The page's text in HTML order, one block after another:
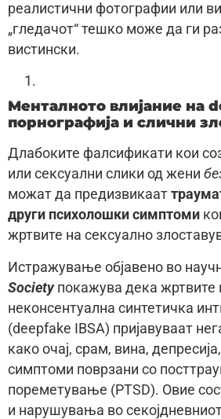
реалистични фотографии или
„гледачот“ тешко може да ги
вистински.
Менталното влијание на
порнографија и слични
Длабоките фалсификати кои
или сексуални слики од жени
можат да предизвикаат
други психолошки симптоми
жртвите на сексуално
Истражување објавено во
Society покажува дека жртвите
неконсентуална синтетичка
(deepfake IBSA) пријавуваат
како очај, срам, вина,
симптоми поврзани со
пореметување (PTSD). Овие
и нарушувања во